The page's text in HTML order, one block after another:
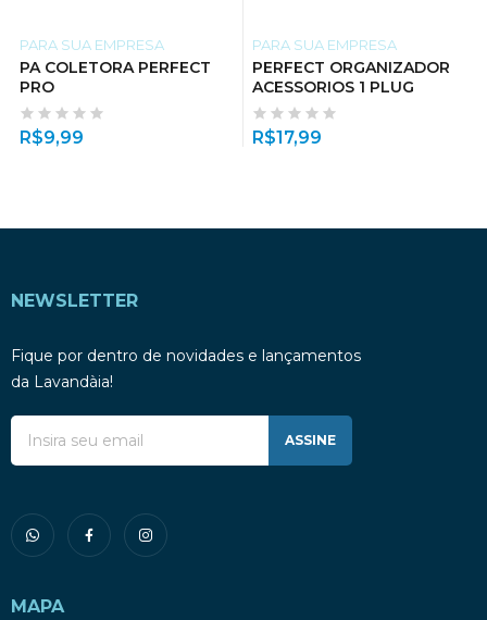
PARA SUA EMPRESA
PA COLETORA PERFECT
PRO
R$9,99
PARA SUA EMPRESA
PERFECT ORGANIZADOR
ACESSORIOS 1 PLUG
R$17,99
NEWSLETTER
Fique por dentro de novidades e lançamentos
da Lavandàia!
ASSINE
MAPA